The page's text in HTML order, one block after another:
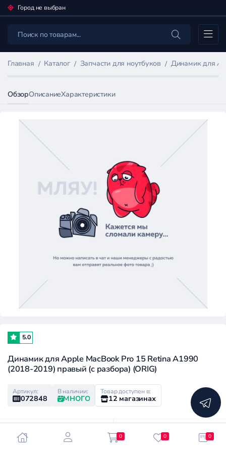
Город не выбран
Каталог
Главная Каталог Запчасти для ноутбуков Динамик для
ОбзорОписаниеХарактеристики
5.0
Динамик для Apple MacBook Pro 15 Retina A1990
(2018-2019) правый (с разбора) (ORIG)
Артикул:
072848
В наличии:
МНОГО
Товар доступен в:
12 магазинах
790 ₽ 600 ₽
0 0 0